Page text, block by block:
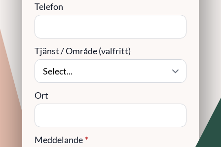
Telefon
Tjänst / Område (valfritt)
Ort
Meddelande *